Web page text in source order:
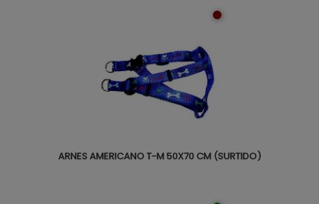
ARNES AMERICANO T-M 50X70 CM (SURTIDO)